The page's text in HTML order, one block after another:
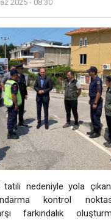
2025 - 08:30
tatili nedeniyle yola
kontrol
farkındalık